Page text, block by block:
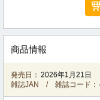
商品情報
発売日： 2026年1月21日
雑誌JAN / 雑誌コード：